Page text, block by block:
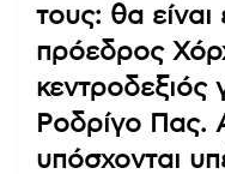
τους: θα είναι
πρόεδρος
κεντροδεξιός
Ροδρίγο Πας.
υπόσχονται